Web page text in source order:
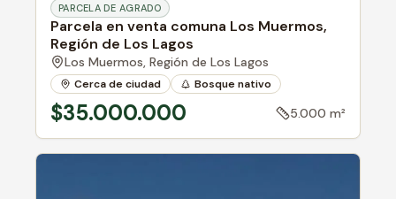
PARCELA DE AGRADO
Parcela en venta comuna Los Muermos,
Región de Los Lagos
Los Muermos, Región de Los Lagos
Cerca de ciudad
Bosque nativo
Parcela de agrado
$35.000.000 5.000 m²